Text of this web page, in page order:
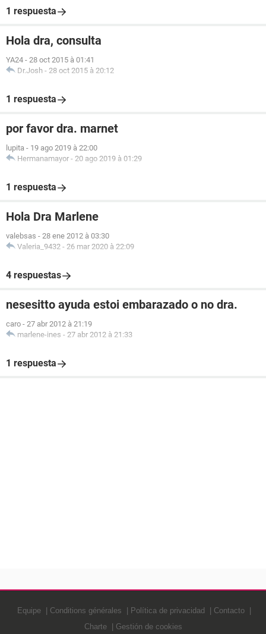
1 respuesta
Hola dra, consulta
YA24 - 28 oct 2015 à 01:41
Dr.Josh - 28 oct 2015 à 20:12
1 respuesta
por favor dra. marnet
lupita - 19 ago 2019 à 22:00
Hermanamayor - 20 ago 2019 à 01:29
1 respuesta
Hola Dra Marlene
valebsas - 28 ene 2012 à 03:30
Valeria_9432 - 26 mar 2020 à 22:09
4 respuestas
nesesitto ayuda estoi embarazado o no dra.
caro - 27 abr 2012 à 21:19
marlene-ines - 27 abr 2012 à 21:33
1 respuesta
Equipe Conditions générales Política de privacidad
Contacto
Charte
Gestión de cookies